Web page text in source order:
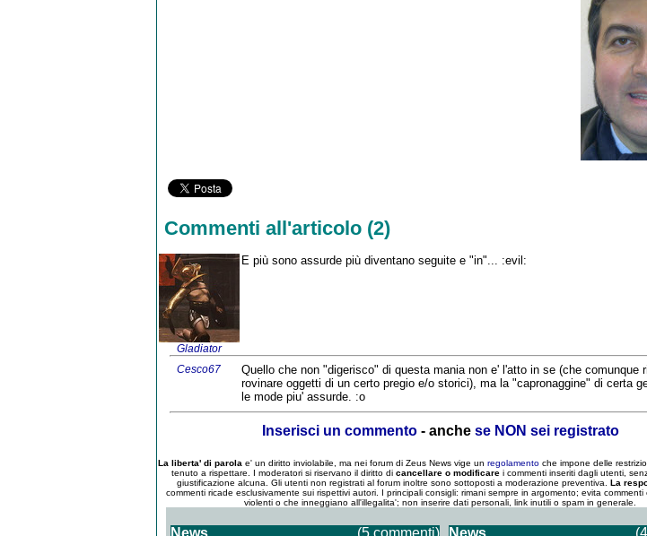
Commenti all'articolo (2)
Gladiator
E più sono assurde più diventano seguite e "in"... :evil:
Cesco67
Quello che non "digerisco" di questa mania non e' l'atto in se (che comunque
rovinare oggetti di un certo pregio e/o storici), ma la "capronaggine" di certa
le mode piu' assurde. :o
Inserisci un commento- anche se NON sei registrato
La liberta' di parola e' un diritto inviolabile, ma nei forum di Zeus News vige un regolamentoche impone delle
tenuto a rispettare. I moderatori si riservano il diritto di cancellare o modificare i commenti inseriti dagli utenti,
giustificazione alcuna. Gli utenti non registrati al forum inoltre sono sottoposti a moderazione preventiva. La
commenti ricade esclusivamente sui rispettivi autori. I principali consigli: rimani sempre in argomento; evita commenti
violenti o che inneggiano all'illegalita'; non inserire dati personali, link inutili o spam in generale.
News (5 commenti) News